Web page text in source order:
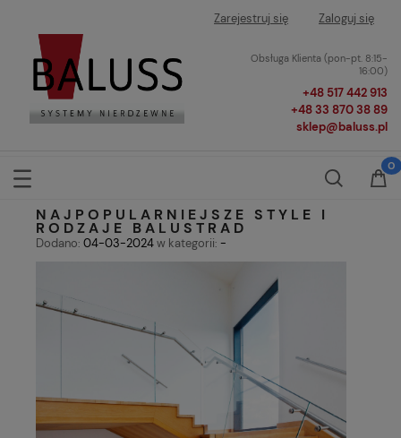
Zarejestruj się Zaloguj się
Obsługa Klienta (pon-pt. 8:15-
16:00)
+48 517 442 913
+48 33 870 38 89
sklep@baluss.pl
NAJPOPULARNIEJSZE STYLE I
RODZAJE BALUSTRAD
Dodano: 04-03-2024w kategorii: -